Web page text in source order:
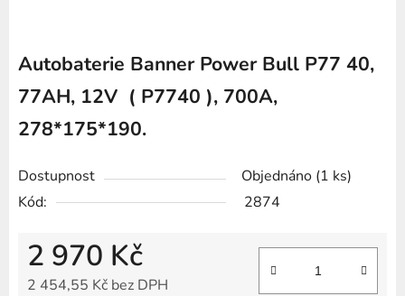
Autobaterie Banner Power Bull P77 40,
77AH, 12V ( P7740 ), 700A,
278*175*190.
Dostupnost Objednáno (1 ks)
Kód:
2874
2 970 Kč
2 454,55 Kč bez DPH